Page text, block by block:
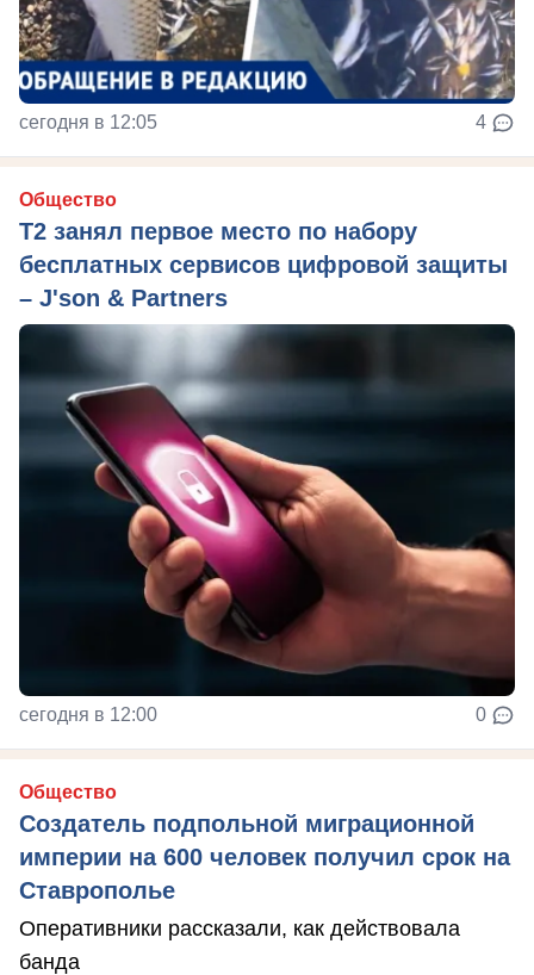
сегодня в 12:05 4
Общество
Т2 занял первое место по набору
бесплатных сервисов цифровой защиты
– J'son & Partners
сегодня в 12:00 0
Общество
Создатель подпольной миграционной
империи на 600 человек получил срок на
Ставрополье
Оперативники рассказали, как действовала
банда